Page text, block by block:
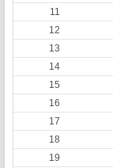
11
12
13
14
15
16
17
18
19